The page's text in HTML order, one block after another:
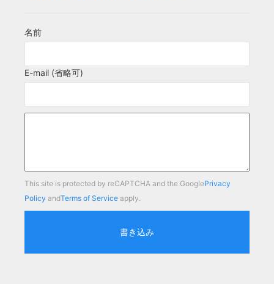
名前
E-mail (省略可)
This site is protected by reCAPTCHA and the GooglePrivacy
Policy andTerms of Service apply.
書き込み